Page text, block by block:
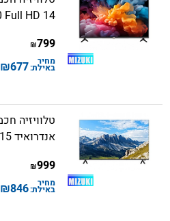
14 MIZUKI 1080 Full HD
799
₪
מחיר
באילת:677
₪
אנדרואיד 15 MIZUKI 4K Ultra HD
999
₪
מחיר
באילת:846
₪